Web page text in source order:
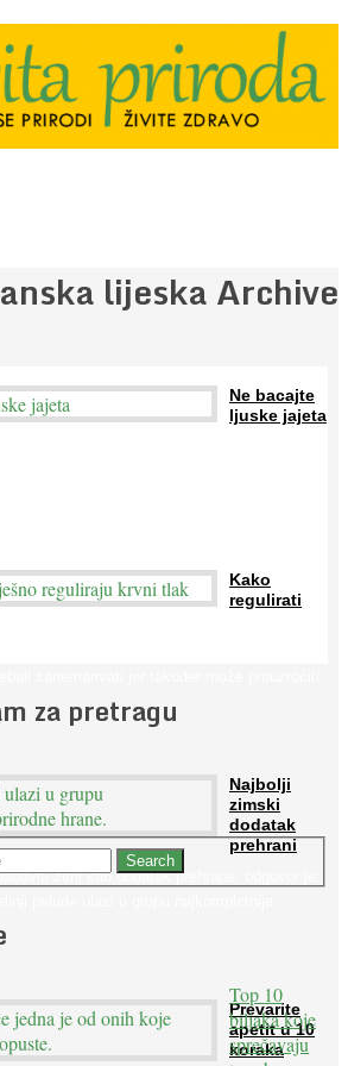
lijeska Archive
Ne bacajte
ljuske jajeta
Kako
regulirati
Najbolji
zimski
dodatak
prehrani
zimi kao dodatak prehrane, odgovor je:
Prevarite
apetit u 10
koraka
za pretragu
Top 10
biljaka koje
sprečavaju